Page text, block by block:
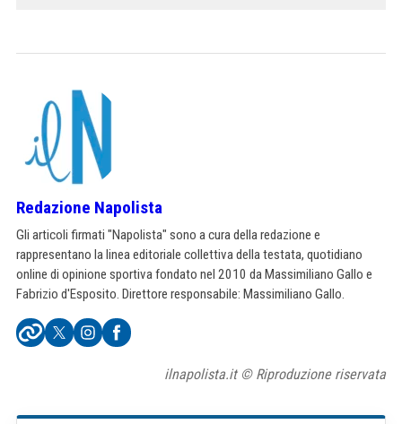
Redazione Napolista
Gli articoli firmati "Napolista" sono a cura della redazione e
rappresentano la linea editoriale collettiva della testata, quotidiano
online di opinione sportiva fondato nel 2010 da Massimiliano Gallo e
Fabrizio d'Esposito. Direttore responsabile: Massimiliano Gallo.
ilnapolista.it © Riproduzione riservata